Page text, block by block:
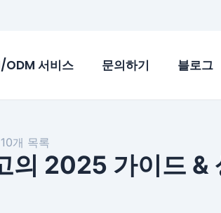
ODM 서비스 문의하기 블로그
개 목록
의 2025 가이드 &